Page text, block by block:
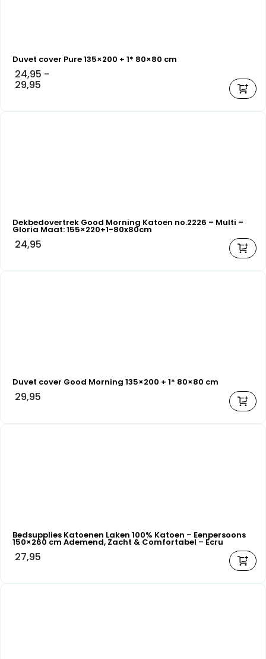
Duvet cover Pure 135×200 + 1* 80×80 cm
24,95 -
29,95
Dekbedovertrek Good Morning Katoen no.2226 – Multi –
Gloria Maat: 155×220+1-80x80cm
24,95
Duvet cover Good Morning 135×200 + 1* 80×80 cm
29,95
Bedsupplies Katoenen Laken 100% Katoen – Eenpersoons
150×260 cm Ademend, Zacht & Comfortabel – Ecru
27,95